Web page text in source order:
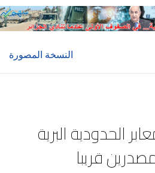
النسخة المصورة
الحدودية البرية
قريبا